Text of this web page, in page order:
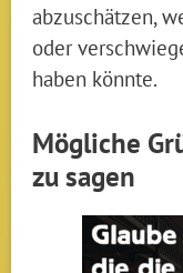
abzuschätzen,
oder
haben könnte.
Mögliche
zu sagen